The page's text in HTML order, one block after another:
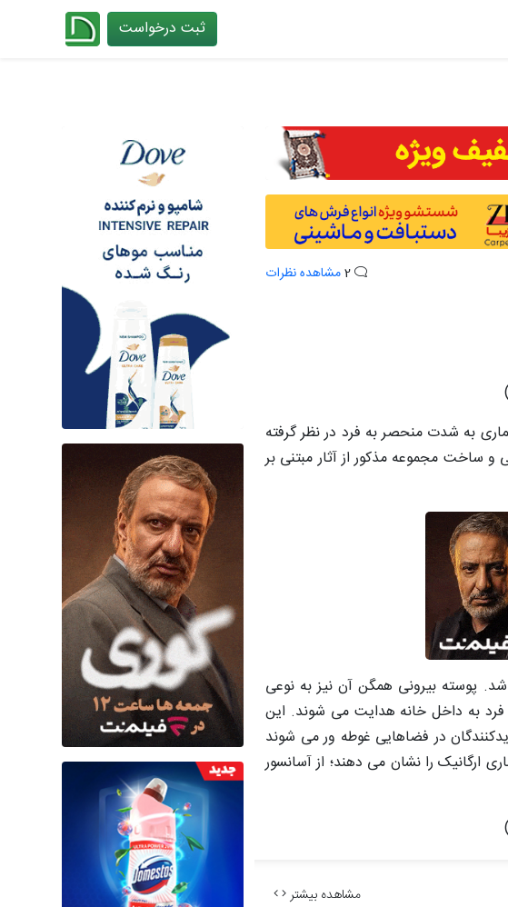
ثبت درخواست
مشاهده نظرات
به شدت منحصر به فرد در نظر گرفته
گفتنی است که در روند طراحی و ساخت مجموعه مذکور از آثار مبتنی بر
پوسته بیرونی همگن آن نیز به نوعی
فرد به داخل خانه هدایت می شوند. این
در فضاهایی غوطه ور می شوند
ارگانیک را نشان می دهند؛ از آسانسور
مشاهده بیشتر